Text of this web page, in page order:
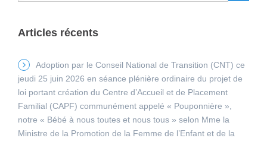
Articles récents
Adoption par le Conseil National de Transition (CNT) ce
jeudi 25 juin 2026 en séance plénière ordinaire du projet de
loi portant création du Centre d’Accueil et de Placement
Familial (CAPF) communément appelé « Pouponnière »,
notre « Bébé à nous toutes et nous tous » selon Mme la
Ministre de la Promotion de la Femme de l’Enfant et de la